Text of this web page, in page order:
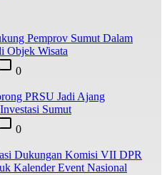
Pemprov Sumut Dalam
Objek Wisata
0
PRSU Jadi Ajang
Sumut
0
Dukungan Komisi VII DPR
Kalender Event Nasional